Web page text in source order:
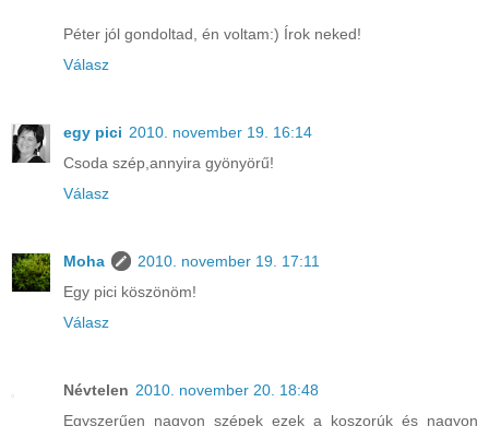
Péter jól gondoltad, én voltam:) Írok neked!
Válasz
egy pici 2010. november 19. 16:14
Csoda szép,annyira gyönyörű!
Válasz
Moha
2010. november 19. 17:11
Egy pici köszönöm!
Válasz
Névtelen 2010. november 20. 18:48
Egyszerűen nagyon szépek ezek a koszorúk és nagyon